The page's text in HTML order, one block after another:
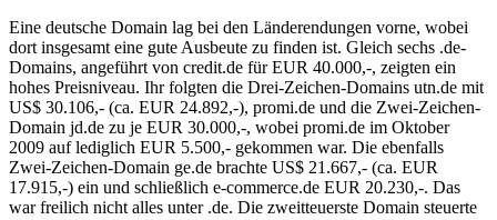
Eine deutsche Domain lag bei den Länderendungen vorne, wobei
dort insgesamt eine gute Ausbeute zu finden ist. Gleich sechs .de-
Domains, angeführt von credit.de für EUR 40.000,-, zeigten ein
hohes Preisniveau. Ihr folgten die Drei-Zeichen-Domains utn.de mit​
US$ 30.106​,- (ca. EUR 24.892,-), promi.de und die Zwei-Zeichen-
Domain jd.de zu je EUR 30.000,-, wobei promi.de im Oktober
2009 auf lediglich EUR 5.500,- gekommen war. Die ebenfalls
Zwei-Zeichen-Domain ge.de brachte US$ 21.667​,- (ca. EUR
17.915,-) ein und schließlich e-commerce.de EUR 20.230,-. Das
war freilich nicht alles unter .de. Die zweitteuerste Domain steuerte